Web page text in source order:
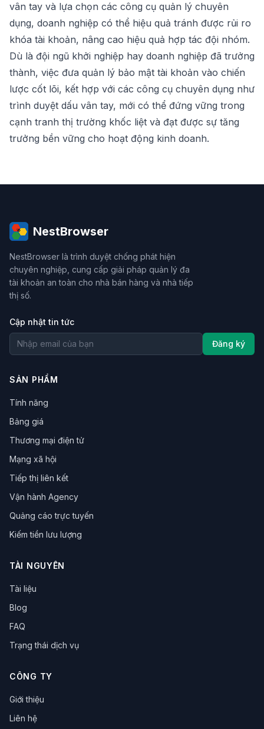
vân tay và lựa chọn các công cụ quản lý chuyên
dụng, doanh nghiệp có thể hiệu quả tránh được rủi ro
khóa tài khoản, nâng cao hiệu quả hợp tác đội nhóm.
Dù là đội ngũ khởi nghiệp hay doanh nghiệp đã trưởng
thành, việc đưa quản lý bảo mật tài khoản vào chiến
lược cốt lõi, kết hợp với các công cụ chuyên dụng như
trình duyệt dấu vân tay, mới có thể đứng vững trong
cạnh tranh thị trường khốc liệt và đạt được sự tăng
trưởng bền vững cho hoạt động kinh doanh.
NestBrowser
NestBrowser là trình duyệt chống phát hiện
chuyên nghiệp, cung cấp giải pháp quản lý đa
tài khoản an toàn cho nhà bán hàng và nhà tiếp
thị số.
Cập nhật tin tức
Đăng ký
SẢN PHẨM
Tính năng
Bảng giá
Thương mại điện tử
Mạng xã hội
Tiếp thị liên kết
Vận hành Agency
Quảng cáo trực tuyến
Kiếm tiền lưu lượng
TÀI NGUYÊN
Tài liệu
Blog
FAQ
Trạng thái dịch vụ
CÔNG TY
Giới thiệu
Liên hệ